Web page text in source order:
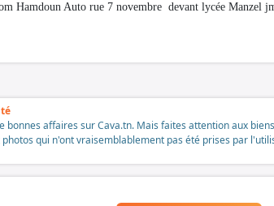
Hamdoun Auto rue 7 novembre devant lycée Manzel
bonnes affaires sur Cava.tn. Mais faites attention aux
qui n'ont vraisemblablement pas été prises par